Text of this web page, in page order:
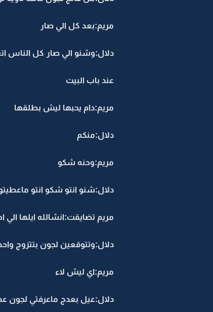
مريم:بعد كل الي صار
دلال:وشنو الي صار كل الناس
عند باب البيت
مريم:دام يحبها ليش بطلقها
دلال:منكم
مريم:وحنه شكو
دلال:شنو انتو شكو انتو
مريم تضايقت:انشالله ايلها
دلال:وتتوقعين لجون بتتزوج واحد
مريم:اي ليش لاء
دلال:عيل بعدج ماعرفتي لجون